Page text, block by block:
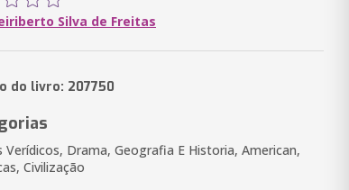
Silva de Freitas
do livro: 207750
Verídicos, Drama, Geografia E Historia, American,
Civilização